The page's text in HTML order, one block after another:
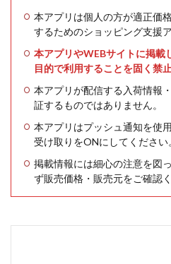
本アプリは個人の方が適正価
するためのショッピング支援ア
本アプリやWEBサイトに掲載
目的で利用することを固く禁
本アプリが配信する入荷情報
証するものではありません。
本アプリはプッシュ通知を使
受け取りをONにしてください
掲載情報には細心の注意を図
ず販売価格・販売元をご確認く